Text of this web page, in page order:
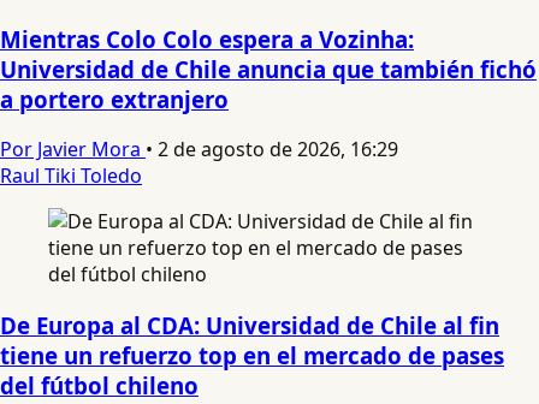
Mientras Colo Colo espera a Vozinha:
Universidad de Chile anuncia que también fichó
a portero extranjero
Por Javier Mora • 2 de agosto de 2026, 16:29
Raul Tiki Toledo
De Europa al CDA: Universidad de Chile al fin
tiene un refuerzo top en el mercado de pases
del fútbol chileno